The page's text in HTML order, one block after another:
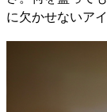
に欠かせないア